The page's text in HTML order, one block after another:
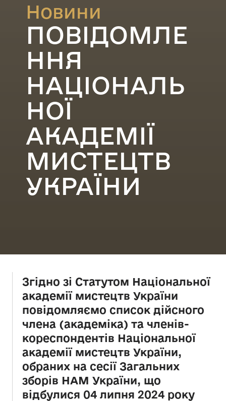
Новини
ПОВІДОМЛЕ
ННЯ
НАЦІОНАЛЬ
НОЇ
АКАДЕМІЇ
МИСТЕЦТВ
УКРАЇНИ
Згідно зі Статутом Національної
академії мистецтв України
повідомляємо список дійсного
члена (академіка) та членів-
кореспондентів Національної
академії мистецтв України,
обраних на сесії Загальних
зборів НАМ України, що
відбулися 04 липня 2024 року